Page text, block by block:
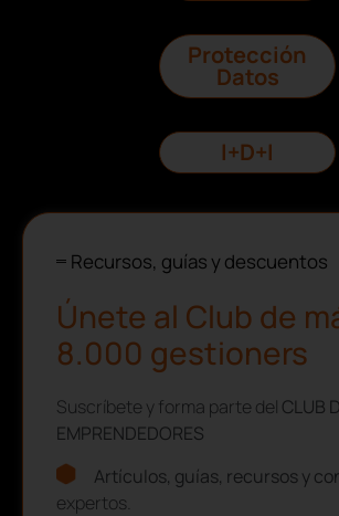
Protección
Datos
I+D+I
Recursos, guías y descuentos
Únete al Club de
8.000 gestioners
Suscríbete y forma parte del CLUB
EMPRENDEDORES
Artículos, guías, recursos y
expertos.